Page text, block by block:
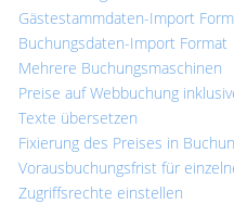
Gästestammdaten-Import
Buchungsdaten-Import Format
Mehrere Buchungsmaschinen
Preise auf Webbuchung
Texte übersetzen
Fixierung des Preises in
Vorausbuchungsfrist für
Zugriffsrechte einstellen